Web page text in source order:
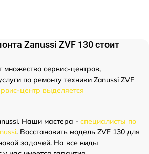
Zanussi ZVF 130 стоит
множество сервис-центров,
по ремонту техники Zanussi ZVF
центр выделяется
Наши мастера - специалисты по
. Восстановить модель ZVF 130 для
задачей. На все виды